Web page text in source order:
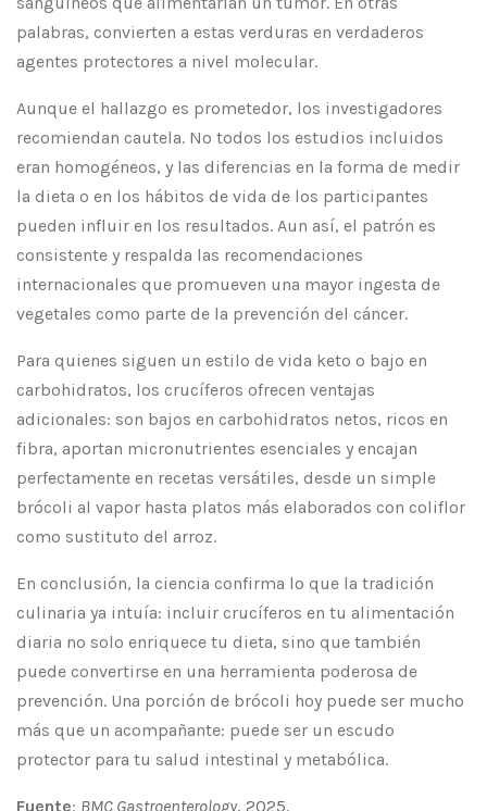
palabras, convierten a estas verduras en verdaderos
agentes protectores a nivel molecular.
Aunque el hallazgo es prometedor, los investigadores
recomiendan cautela. No todos los estudios incluidos
eran homogéneos, y las diferencias en la forma de medir
la dieta o en los hábitos de vida de los participantes
pueden influir en los resultados. Aun así, el patrón es
consistente y respalda las recomendaciones
internacionales que promueven una mayor ingesta de
vegetales como parte de la prevención del cáncer.
Para quienes siguen un estilo de vida keto o bajo en
carbohidratos, los crucíferos ofrecen ventajas
adicionales: son bajos en carbohidratos netos, ricos en
fibra, aportan micronutrientes esenciales y encajan
perfectamente en recetas versátiles, desde un simple
brócoli al vapor hasta platos más elaborados con coliflor
como sustituto del arroz.
En conclusión, la ciencia confirma lo que la tradición
culinaria ya intuía: incluir crucíferos en tu alimentación
diaria no solo enriquece tu dieta, sino que también
puede convertirse en una herramienta poderosa de
prevención. Una porción de brócoli hoy puede ser mucho
más que un acompañante: puede ser un escudo
protector para tu salud intestinal y metabólica.
Fuente: BMC Gastroenterology, 2025.